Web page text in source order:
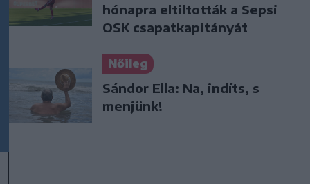
hónapra eltiltották a Sepsi
OSK csapatkapitányát
Nőileg
Sándor Ella: Na, indíts, s
menjünk!